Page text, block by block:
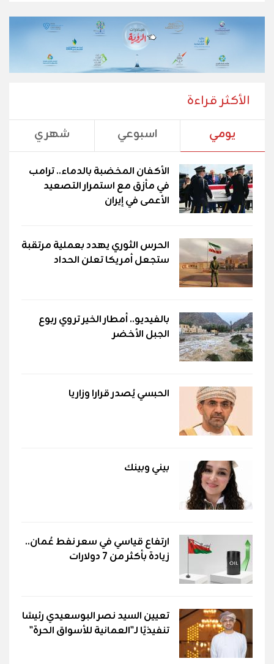
الأكثر قراءة
يومي اسبوعي شهري
الأكفان المخضبة بالدماء.. ترامب
في مأزق مع استمرار التصعيد
الأعمى في إيران
الحرس الثوري يهدد بعملية مرتقبة
ستجعل أمريكا تعلن الحداد
بالفيديو.. أمطار الخير تروي ربوع
الجبل الأخضر
الحبسي يُصدر قرارا وزاريا
بيني وبينك
ارتفاع قياسي في سعر نفط عُمان..
زيادة بأكثر من 7 دولارات
تعيين السيد نصر البوسعيدي رئيسًا
تنفيذيًا لـ"العمانية للأسواق الحرة"